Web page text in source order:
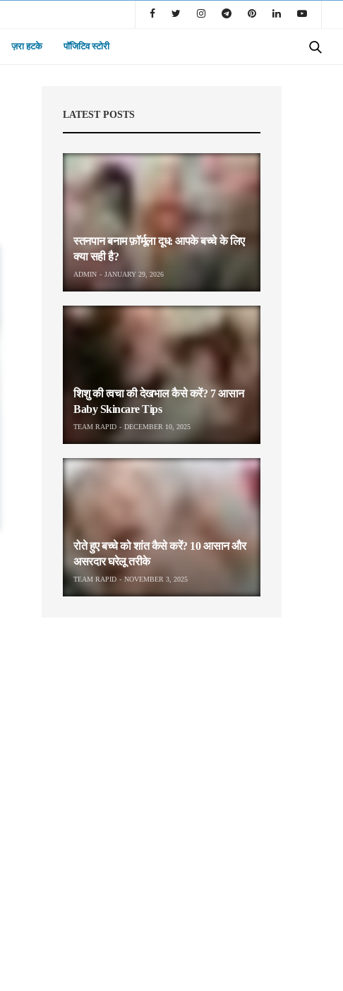
ज़रा हटके पॉजिटिव स्टोरी
LATEST POSTS
स्तनपान बनाम फ़ॉर्मूला दूध: आपके बच्चे के लिए
क्या सही है?
ADMIN JANUARY 29, 2026
शिशु की त्वचा की देखभाल कैसे करें? 7 आसान
Baby Skincare Tips
TEAM RAPID DECEMBER 10, 2025
रोते हुए बच्चे को शांत कैसे करें? 10 आसान और
असरदार घरेलू तरीके
TEAM RAPID NOVEMBER 3, 2025